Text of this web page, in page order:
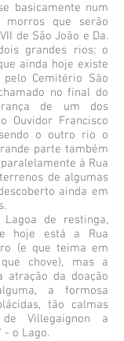
basicamente num
morros que serão
de São João e Da.
grandes rios: o
ainda hoje existe
pelo Cemitério São
no final do
de um dos
Ouvidor Francisco
o outro rio o
parte também
à Rua
de algumas
ainda em
de restinga,
hoje está a Rua
(e que teima em
chove), mas a
atração da doação
a formosa
tão calmas
Villegaignon a
- o Lago.